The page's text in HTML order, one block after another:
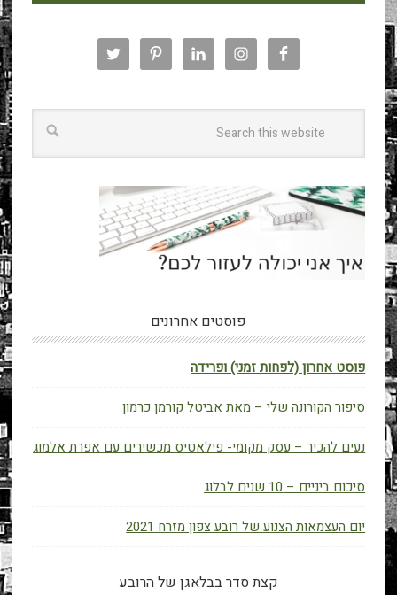
פוסטים אחרונים
פוסט אחרון (לפחות זמני) ופרידה
סיפור הקורונה שלי – מאת אביטל קורמן כרמון
נעים להכיר – עסק מקומי- פילאטיס מכשירים עם אפרת אלמוג
סיכום ביניים – 10 שנים לבלוג
יום העצמאות הצנוע של רובע צפון מזרח 2021
קצת סדר בבלאגן של הרובע